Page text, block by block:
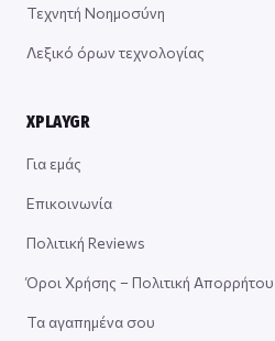
Τεχνητή Νοημοσύνη
Λεξικό όρων τεχνολογίας
XPLAYGR
Για εμάς
Επικοινωνία
Πολιτική Reviews
Όροι Χρήσης – Πολιτική Απορρήτου
Τα αγαπημένα σου